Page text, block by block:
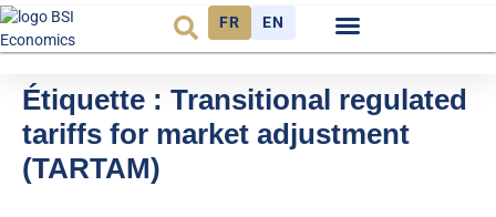
FR EN
Étiquette : Transitional regulated
tariffs for market adjustment
(TARTAM)